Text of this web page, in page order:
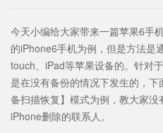
今天小编给大家带来一篇苹果6手
的iPhone6手机为例，但是方法是
touch、iPad等苹果设备的。针对
是在没有备份的情况下发生的，
备扫描恢复】模式为例，教大家
iPhone删除的联系人。